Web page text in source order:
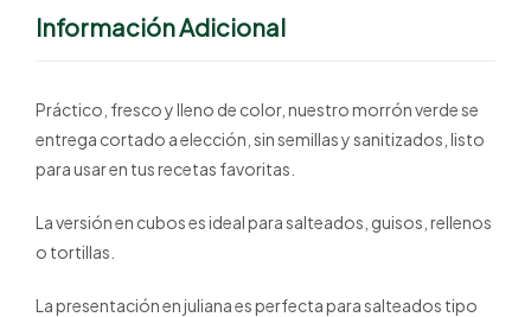
Información Adicional
Práctico, fresco y lleno de color, nuestro morrón verde se
entrega cortado a elección, sin semillas y sanitizados, listo
para usar en tus recetas favoritas.
La versión en cubos es ideal para salteados, guisos, rellenos
o tortillas.
La presentación en juliana es perfecta para salteados tipo